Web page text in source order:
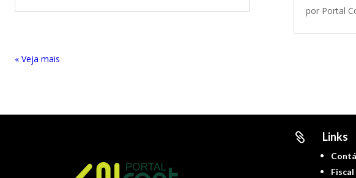
por Portal
« Entradas Antigas
 Links
Fiscal